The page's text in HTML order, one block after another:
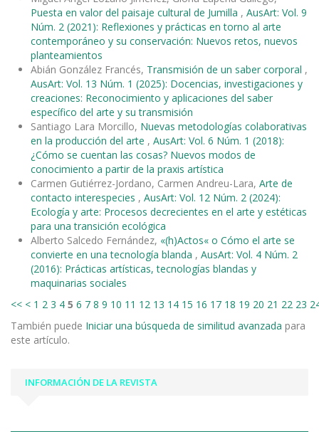
Puesta en valor del paisaje cultural de Jumilla , AusArt: Vol. 9
Núm. 2 (2021): Reflexiones y prácticas en torno al arte
contemporáneo y su conservación: Nuevos retos, nuevos
planteamientos
Abián González Francés, Transmisión de un saber corporal ,
AusArt: Vol. 13 Núm. 1 (2025): Docencias, investigaciones y
creaciones: Reconocimiento y aplicaciones del saber
específico del arte y su transmisión
Santiago Lara Morcillo, Nuevas metodologías colaborativas
en la producción del arte , AusArt: Vol. 6 Núm. 1 (2018):
¿Cómo se cuentan las cosas? Nuevos modos de
conocimiento a partir de la praxis artística
Carmen Gutiérrez-Jordano, Carmen Andreu-Lara, Arte de
contacto interespecies , AusArt: Vol. 12 Núm. 2 (2024):
Ecología y arte: Procesos decrecientes en el arte y estéticas
para una transición ecológica
Alberto Salcedo Fernández, «(h)Actos« o Cómo el arte se
convierte en una tecnología blanda , AusArt: Vol. 4 Núm. 2
(2016): Prácticas artísticas, tecnologías blandas y
maquinarias sociales
<< < 1 2 3 4 5 6 7 8 9 10 11 12 13 14 15 16 17 18 19 20 21 22 23
También puede Iniciar una búsqueda de similitud avanzada para
este artículo.
INFORMACIÓN DE LA REVISTA